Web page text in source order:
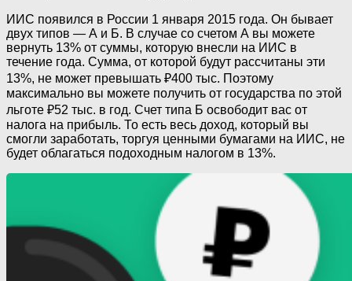
ИИС появился в России 1 января 2015 года. Он бывает
двух типов — А и Б. В случае со счетом А вы можете
вернуть 13% от суммы, которую внесли на ИИС в
течение года. Сумма, от которой будут рассчитаны эти
13%, не может превышать ₽400 тыс. Поэтому
максимально вы можете получить от государства по этой
льготе ₽52 тыс. в год. Счет типа Б освободит вас от
налога на прибыль. То есть весь доход, который вы
смогли заработать, торгуя ценными бумагами на ИИС, не
будет облагаться подоходным налогом в 13%.